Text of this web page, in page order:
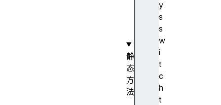
y
s
s
w
i
t
c
h
t
静
态
方
法